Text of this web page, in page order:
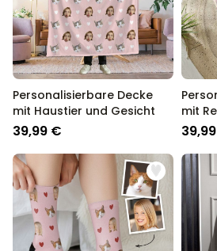
Personalisierbare Decke
mit Haustier und Gesicht
39,99 €
mit
Name